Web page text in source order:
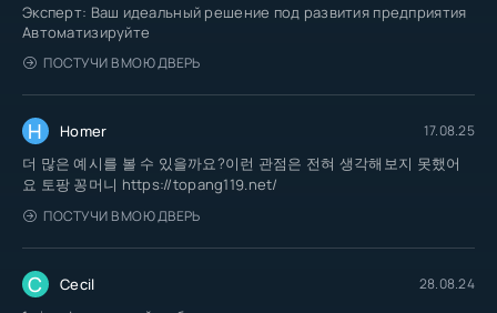
Эксперт: Ваш идеальный решение под развития предприятия
Автоматизируйте
ПОСТУЧИ В МОЮ ДВЕРЬ
H Homer 17.08.25
더 많은 예시를 볼 수 있을까요?이런 관점은 전혀 생각해보지 못했어
요 토팡 꽁머니 https://topang119.net/
ПОСТУЧИ В МОЮ ДВЕРЬ
C Cecil 28.08.24